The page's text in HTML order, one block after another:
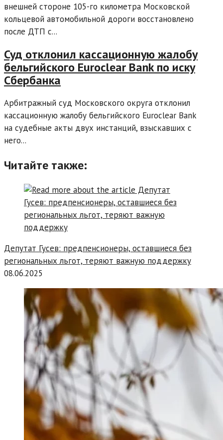
внешней стороне 105-го километра Московской
кольцевой автомобильной дороги восстановлено
после ДТП с...
Суд отклонил кассационную жалобу
бельгийского Euroclear Bank по иску
Сбербанка
Арбитражный суд Московского округа отклонил
кассационную жалобу бельгийского Euroclear Bank
на судебные акты двух инстанций, взыскавших с
него...
Читайте также:
Депутат Гусев: предпенсионеры, оставшиеся без
региональных льгот, теряют важную поддержку
08.06.2025